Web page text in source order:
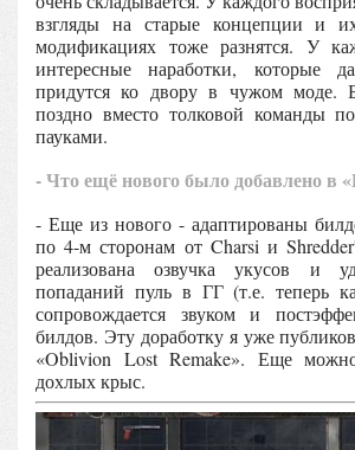
взгляды на старые концепции и
модификациях тоже разнятся. У
интересные наработки, которые
придутся ко двору в чужом моде.
поздно вместо толковой команды
пауками.
- Что ещё нового было добавлено в
- Еще из нового - адаптированы
по 4-м сторонам от Charsi и
реализована озвучка укусов и
попаданий пуль в ГГ (т.е. теперь
сопровождается звуком и
билдов. Эту доработку я уже
«Oblivion Lost Remake». Еще можно
дохлых крыс.